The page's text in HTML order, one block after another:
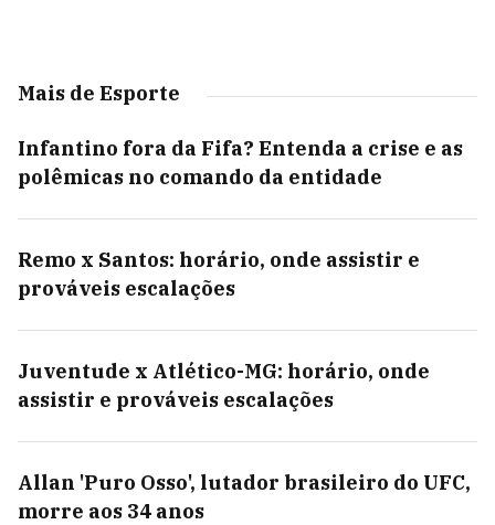
Mais de Esporte
Infantino fora da Fifa? Entenda a crise e as
polêmicas no comando da entidade
Remo x Santos: horário, onde assistir e
prováveis escalações
Juventude x Atlético-MG: horário, onde
assistir e prováveis escalações
Allan 'Puro Osso', lutador brasileiro do UFC,
morre aos 34 anos